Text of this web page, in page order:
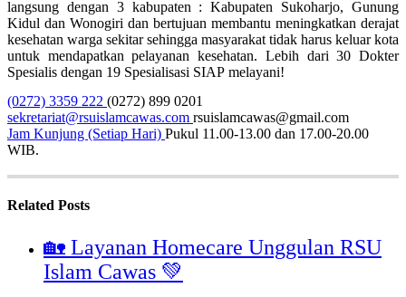
langsung dengan 3 kabupaten : Kabupaten Sukoharjo, Gunung
Kidul dan Wonogiri dan bertujuan membantu meningkatkan derajat
kesehatan warga sekitar sehingga masyarakat tidak harus keluar kota
untuk mendapatkan pelayanan kesehatan. Lebih dari 30 Dokter
Spesialis dengan 19 Spesialisasi SIAP melayani!
(0272) 3359 222 (0272) 899 0201
sekretariat@rsuislamcawas.com rsuislamcawas@gmail.com
Jam Kunjung (Setiap Hari) Pukul 11.00-13.00 dan 17.00-20.00
WIB.
Related Posts
🏡 Layanan Homecare Unggulan RSU
Islam Cawas 💚